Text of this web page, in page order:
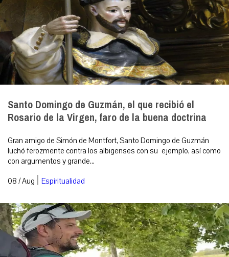
Santo Domingo de Guzmán, el que recibió el
Rosario de la Virgen, faro de la buena doctrina
Gran amigo de Simón de Montfort, Santo Domingo de Guzmán
luchó ferozmente contra los albigenses con su ejemplo, así como
con argumentos y grande...
08 / Aug | Espiritualidad